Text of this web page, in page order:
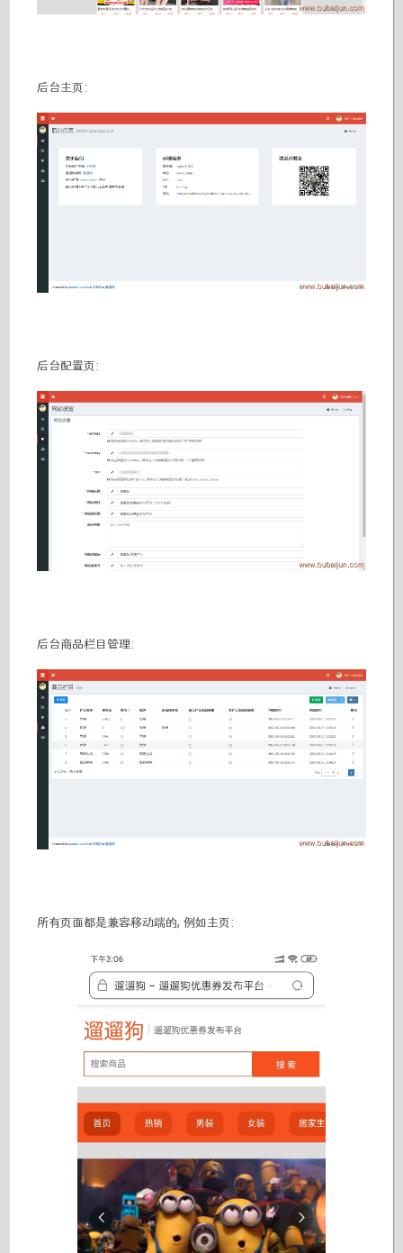
后台主页:
后台配置页:
后台商品栏目管理:
所有页面都是兼容移动端的, 例如主页: